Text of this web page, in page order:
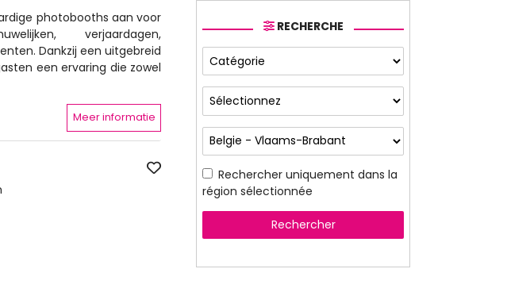
photobooths aan voor
verjaardagen,
Dankzij een uitgebreid
een ervaring die zowel
Meer informatie
RECHERCHE
Rechercher uniquement dans la
région sélectionnée
Rechercher